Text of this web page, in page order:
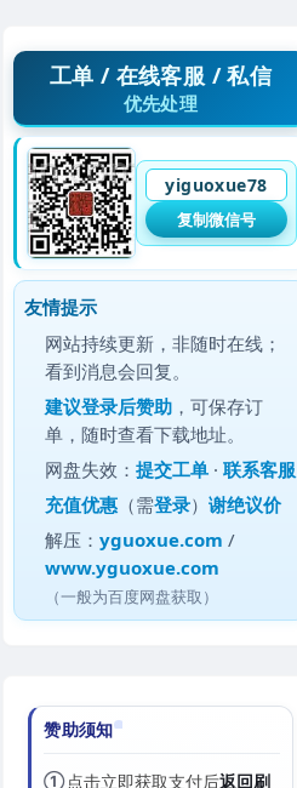
工单 / 在线客服 / 私信
优先处理
yiguoxue78
复制微信号
友情提示
网站持续更新，非随时在线；
看到消息会回复。
建议登录后赞助 ，可保存订
单，随时查看下载地址。
网盘失效：提交工单 ·联系客服
充值优惠 （需登录）谢绝议价
解压：yguoxue.com /
www.yguoxue.com
（一般为百度网盘获取）
赞助须知
①点击立即获取支付后返回刷